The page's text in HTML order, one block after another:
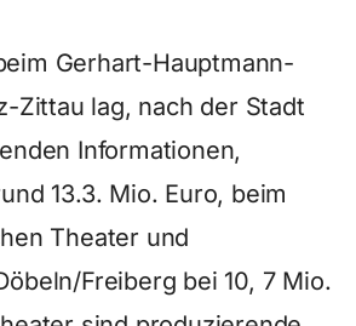
Gerhart-Hauptmann-
Zittau lag, nach der Stadt
Informationen,
13.3. Mio. Euro, beim
Theater und
Freiberg bei 10, 7 Mio.